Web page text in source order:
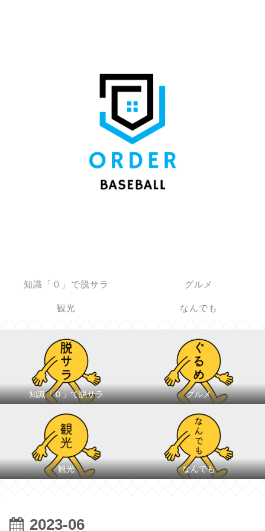
知識「０」で脱サラ グルメ
観光 なんでも
知識「０」で脱サラ グルメ
観光 なんでも
2023-06